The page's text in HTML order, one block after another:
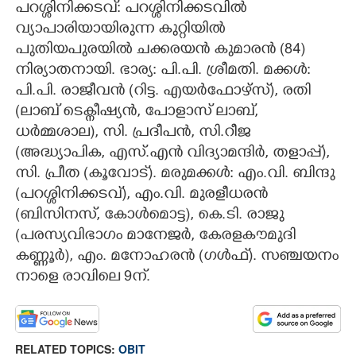
CARTOONS
LITERATURE
ZOOM
CONTACT US
പറശ്ശിനിക്കടവ്: പറശ്ശിനിക്കടവിൽ
വ്യാപാരിയായിരുന്ന കുറ്റിയിൽ
പുതിയപുരയിൽ ചക്കരയൻ കുമാരൻ (84)
നിര്യാതനായി. ഭാര്യ: പി.പി. ശ്രീമതി. മക്കൾ:
പി.പി. രാജീവൻ (റിട്ട. എയർഫോഴ്സ്), രതി
(ലാബ് ടെക്നീഷ്യൻ, പോളാസ് ലാബ്,
ധർമ്മശാല), സി. പ്രദീപൻ, സി.റീജ
(അദ്ധ്യാപിക, എസ്.എൻ വിദ്യാമന്ദിർ, തളാപ്പ്),
സി. പ്രീത (കൂവോട്). മരുമക്കൾ: എം.വി. ബിന്ദു
(പറശ്ശിനിക്കടവ്), എം.വി. മുരളീധരൻ
(ബിസിനസ്, കോൾമൊട്ട), കെ.ടി. രാജു
(പരസ്യവിഭാഗം മാനേജർ, കേരളകൗമുദി
കണ്ണൂർ), എം. മനോഹരൻ (ഗൾഫ്). സഞ്ചയനം
നാളെ രാവിലെ 9ന്.
RELATED TOPICS: OBIT